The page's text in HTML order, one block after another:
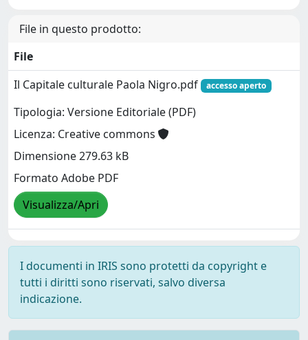
File in questo prodotto:
File
Il Capitale culturale Paola Nigro.pdf
accesso aperto
Tipologia: Versione Editoriale (PDF)
Licenza: Creative commons
Dimensione 279.63 kB
Formato Adobe PDF
Visualizza/Apri
I documenti in IRIS sono protetti da copyright e
tutti i diritti sono riservati, salvo diversa
indicazione.